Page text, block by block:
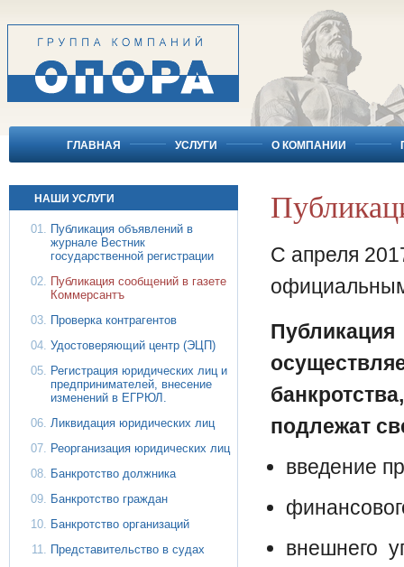
ГЛАВНАЯ УСЛУГИ О КОМПАНИИ
НАШИ УСЛУГИ
Публикация объявлений в
журнале Вестник
государственной регистрации
Публикация сообщений в газете
Коммерсантъ
Проверка контрагентов
Удостоверяющий центр (ЭЦП)
Регистрация юридических лиц и
предпринимателей, внесение
изменений в ЕГРЮЛ.
Ликвидация юридических лиц
Реорганизация юридических лиц
Банкротство должника
Банкротство граждан
Банкротство организаций
Представительство в судах
С апреля
подлежат
введение
внешнего